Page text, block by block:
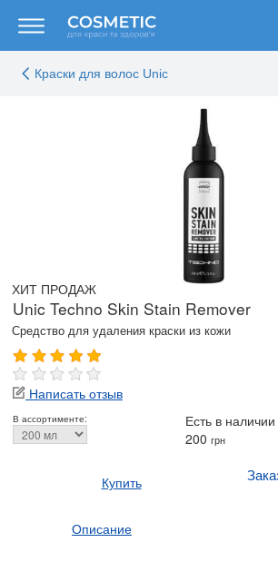
Краски для волос Unic
ХИТ ПРОДАЖ
Unic Techno Skin Stain Remover
Средство для удаления краски из кожи
Написать отзыв
В ассортименте:
Есть в наличии
200 грн
Купить
Описание